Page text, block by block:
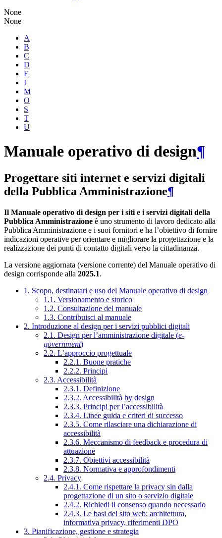
None
None
A
B
C
D
E
I
M
O
S
T
U
Manuale operativo di design¶
Progettare siti internet e servizi digitali
della Pubblica Amministrazione¶
Il Manuale operativo di design per i siti e i servizi digitali della
Pubblica Amministrazione è uno strumento di lavoro dedicato alla
Pubblica Amministrazione e i suoi fornitori e ha l’obiettivo di fornire
indicazioni operative per orientare e migliorare la progettazione e la
realizzazione dei punti di contatto digitali verso la cittadinanza.
La versione aggiornata (versione corrente) del Manuale operativo di
design corrisponde alla 2025.1.
1. Scopo, destinatari e uso del Manuale operativo di design
1.1. Versionamento e storico
1.2. Consultazione del manuale
1.3. Contribuisci al manuale
2. Introduzione al design per i servizi pubblici digitali
2.1. Design per l’amministrazione digitale (e-
government)
2.2. L’approccio progettuale
2.2.1. Buone pratiche
2.2.2. Principi
2.3. Accessibilità
2.3.1. Definizione
2.3.2. Accessibilità by design
2.3.3. Principi per l’accessibilità
2.3.4. Linee guida e criteri di successo
2.3.5. Come rilasciare una dichiarazione di
accessibilità
2.3.6. Meccanismo di feedback e procedura di
attuazione
2.3.7. Obiettivi accessibilità
2.3.8. Normativa e approfondimenti
2.4. Privacy
2.4.1. Come rispettare la privacy sin dalla
progettazione di un sito o servizio digitale
2.4.2. Richiedi il consenso quando necessario
2.4.3. Le basi del sito web: architettura,
informativa privacy, riferimenti DPO
3. Pianificazione, gestione e strategia